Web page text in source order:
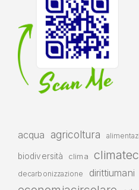
acqua agricoltura
biodiversità clima
decarbonizzazione dirittiumani